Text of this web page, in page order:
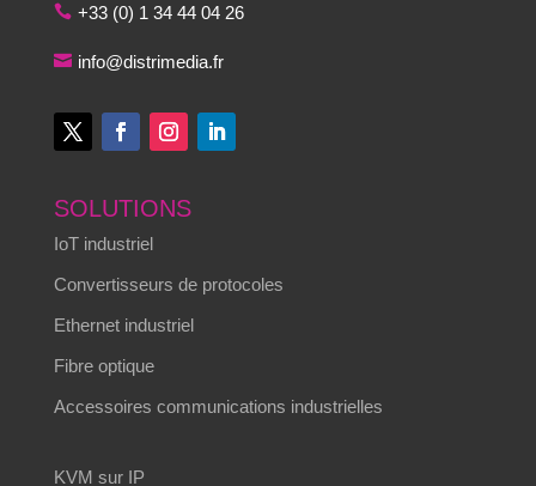
+33 (0) 1 34 44 04 26
info@distrimedia.fr
SOLUTIONS
IoT industriel
Convertisseurs de protocoles
Ethernet industriel
Fibre optique
Accessoires communications industrielles
KVM sur IP